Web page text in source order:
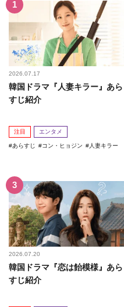
2026.07.17
韓国ドラマ『人妻キラー』あら
すじ紹介
注目 エンタメ
あらすじ コン・ヒョジン 人妻キラー
2026.07.20
韓国ドラマ『恋は飴模様』あら
すじ紹介